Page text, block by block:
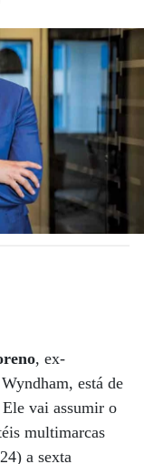
, ex-
está de
vai assumir o
multimarcas
a sexta